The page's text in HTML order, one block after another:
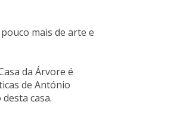
mais de arte e
da Árvore é
de António
casa.